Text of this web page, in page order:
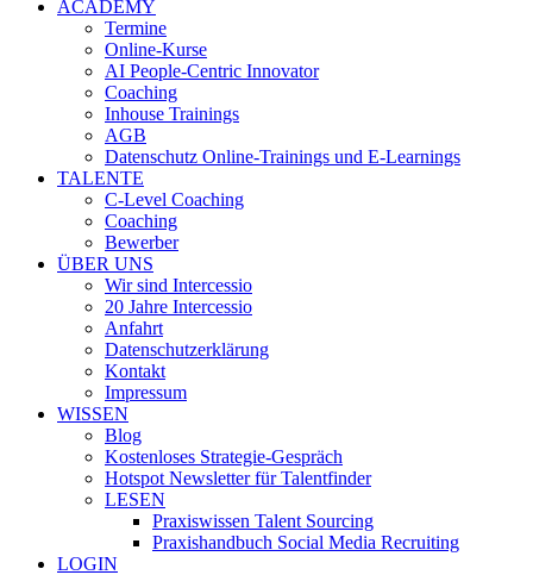
ACADEMY
Termine
Online-Kurse
AI People-Centric Innovator
Coaching
Inhouse Trainings
AGB
Datenschutz Online-Trainings und E-Learnings
TALENTE
C-Level Coaching
Coaching
Bewerber
ÜBER UNS
Wir sind Intercessio
20 Jahre Intercessio
Anfahrt
Datenschutzerklärung
Kontakt
Impressum
WISSEN
Blog
Kostenloses Strategie-Gespräch
Hotspot Newsletter für Talentfinder
LESEN
Praxiswissen Talent Sourcing
Praxishandbuch Social Media Recruiting
LOGIN